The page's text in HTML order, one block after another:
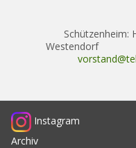
Schützenheim:
Westendorf
Instagram
Archiv